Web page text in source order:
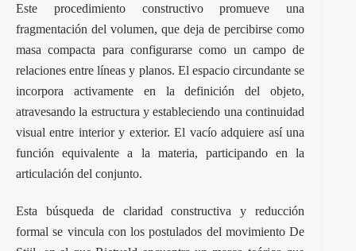
Este procedimiento constructivo promueve una
fragmentación del volumen, que deja de percibirse como
masa compacta para configurarse como un campo de
relaciones entre líneas y planos. El espacio circundante se
incorpora activamente en la definición del objeto,
atravesando la estructura y estableciendo una continuidad
visual entre interior y exterior. El vacío adquiere así una
función equivalente a la materia, participando en la
articulación del conjunto.
Esta búsqueda de claridad constructiva y reducción
formal se vincula con los postulados del movimiento De